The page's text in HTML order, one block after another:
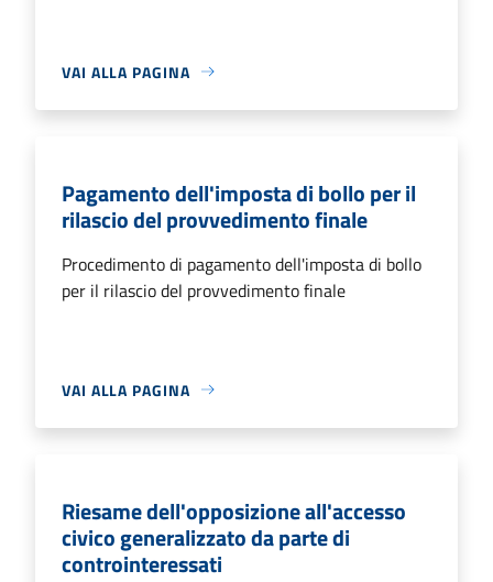
VAI ALLA PAGINA
Pagamento dell'imposta di bollo per il
rilascio del provvedimento finale
Procedimento di pagamento dell'imposta di bollo
per il rilascio del provvedimento finale
VAI ALLA PAGINA
Riesame dell'opposizione all'accesso
civico generalizzato da parte di
controinteressati